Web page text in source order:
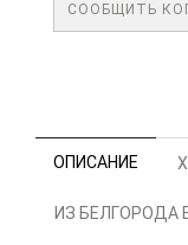
СООБЩИТЬ
ОПИСАНИЕ
ИЗ БЕЛГОРОДА